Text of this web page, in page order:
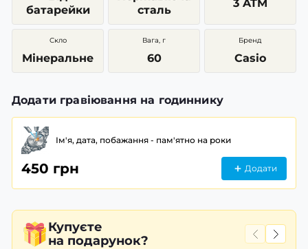
батарейки
сталь
3 ATM
Скло
Мінеральне
Вага, г
60
Бренд
Casio
Додати гравіювання на годиннику
Ім'я, дата, побажання - пам'ятно на роки
450 грн Додати
Купуєте
на подарунок?